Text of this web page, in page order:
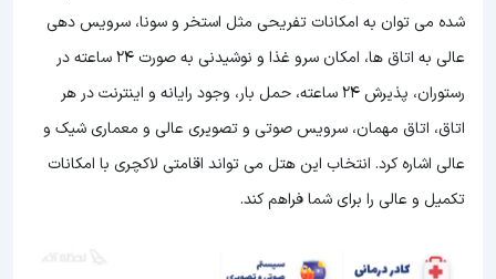
شده می توان به امکانات تفریحی مثل استخر و سونا، سرویس دهی
عالی به اتاق ها، امکان سرو غذا و نوشیدنی به صورت 24 ساعته در
رستوران، پذیرش 24 ساعته، حمل بار، وجود رایانه و اینترنت در هر
اتاق، اتاق مهمان، سرویس صوتی و تصویری عالی و معماری شیک و
عالی اشاره کرد. انتخاب این هتل می تواند اقامتی لاکچری با امکانات
تکمیل و عالی را برای شما فراهم کند.